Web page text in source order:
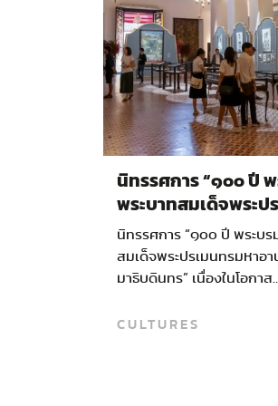
นิทรรศการ “๑๐๐ ปี
พระบาทสมเด็จพระป
นันทมหิดล พระอัฐมร
นิทรรศการ “๑๐๐ ปี พระบ
สมเด็จพระปรเมนทรมหาอ
มาธิบดินทร” เนื่องในโอกาส
CULTURES